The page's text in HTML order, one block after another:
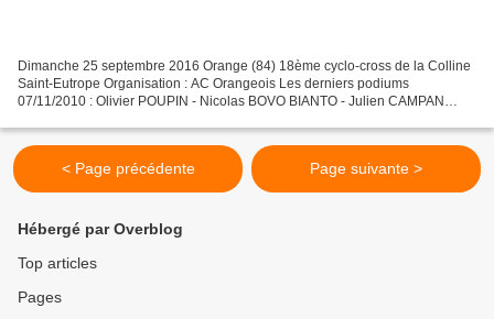
Dimanche 25 septembre 2016 Orange (84) 18ème cyclo-cross de la Colline
Saint-Eutrope Organisation : AC Orangeois Les derniers podiums
07/11/2010 : Olivier POUPIN - Nicolas BOVO BIANTO - Julien CAMPAN
< Page précédente Page suivante >
Hébergé par Overblog
Top articles
Pages